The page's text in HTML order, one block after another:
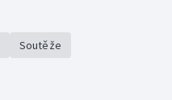
Soutěže